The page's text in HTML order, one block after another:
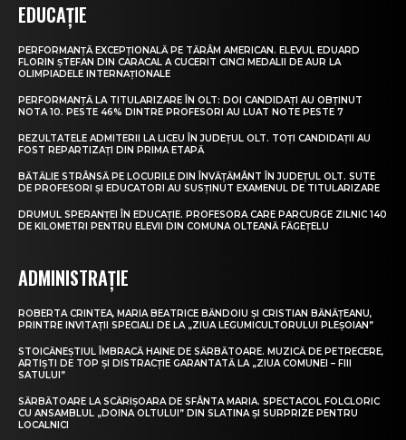
EDUCAȚIE
PERFORMANȚĂ EXCEPȚIONALĂ PE TĂRÂM AMERICAN. ELEVUL EDUARD
FLORIN ȘTEFAN DIN CARACAL A CUCERIT CINCI MEDALII DE AUR LA
OLIMPIADELE INTERNAȚIONALE
PERFORMANȚĂ LA TITULARIZARE ÎN OLT: DOI CANDIDAȚI AU OBȚINUT
NOTA 10. PESTE 46% DINTRE PROFESORI AU LUAT NOTE PESTE 7
REZULTATELE ADMITERII LA LICEU ÎN JUDEȚUL OLT. TOȚI CANDIDAȚII AU
FOST REPARTIZAȚI DIN PRIMA ETAPĂ
BĂTĂLIE STRÂNSĂ PE LOCURILE DIN ÎNVĂȚĂMÂNT ÎN JUDEȚUL OLT. SUTE
DE PROFESORI ȘI EDUCATORI AU SUSȚINUT EXAMENUL DE TITULARIZARE
DRUMUL SPERANȚEI ÎN EDUCAȚIE. PROFESORA CARE PARCURGE ZILNIC 140
DE KILOMETRI PENTRU ELEVII DIN COMUNA OLTEANĂ FĂGEȚELU
ADMINISTRAȚIE
ROBERTA CRINTEA, MARIA BEATRICE BĂNDOIU ȘI CRISTIAN BĂNĂȚEANU,
PRINTRE INVITAȚII SPECIALI DE LA „ZIUA LEGUMICULTORULUI PLEȘOIAN”
STOICĂNEȘTIUL ÎMBRACĂ HAINE DE SĂRBĂTOARE. MUZICĂ DE PETRECERE,
ARTIȘTI DE TOP ȘI DISTRACȚIE GARANTATĂ LA „ZIUA COMUNEI – FIII
SATULUI”
SĂRBĂTOARE LA SCĂRIȘOARA DE SFÂNTA MARIA. SPECTACOL FOLCLORIC
CU ANSAMBLUL „DOINA OLTULUI” DIN SLATINA ȘI SURPRIZE PENTRU
LOCALNICI